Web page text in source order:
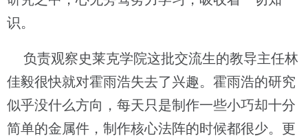
识。
负责观察史莱克学院这批交流生的教导主任林
佳毅很快就对霍雨浩失去了兴趣。霍雨浩的研究
似乎没什么方向，每天只是制作一些小巧却十分
简单的金属件，制作核心法阵的时候都很少。更